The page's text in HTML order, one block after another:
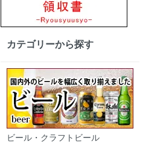
カテゴリーから探す
ビール・クラフトビール